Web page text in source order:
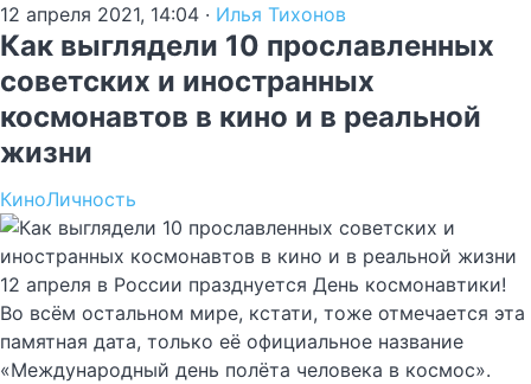
12 апреля 2021, 14:04 · Илья Тихонов
Как выглядели 10 прославленных
советских и иностранных
космонавтов в кино и в реальной
жизни
КиноЛичность
12 апреля в России празднуется День космонавтики!
Во всём остальном мире, кстати, тоже отмечается эта
памятная дата, только её официальное название
«Международный день полёта человека в космос».